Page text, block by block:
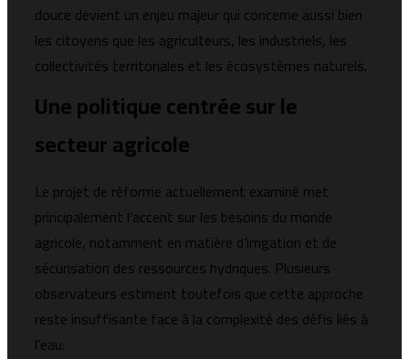
douce devient un enjeu majeur qui concerne aussi bien
les citoyens que les agriculteurs, les industriels, les
collectivités territoriales et les écosystèmes naturels.
Une politique centrée sur le
secteur agricole
Le projet de réforme actuellement examiné met
principalement l’accent sur les besoins du monde
agricole, notamment en matière d’irrigation et de
sécurisation des ressources hydriques. Plusieurs
observateurs estiment toutefois que cette approche
reste insuffisante face à la complexité des défis liés à
l’eau.